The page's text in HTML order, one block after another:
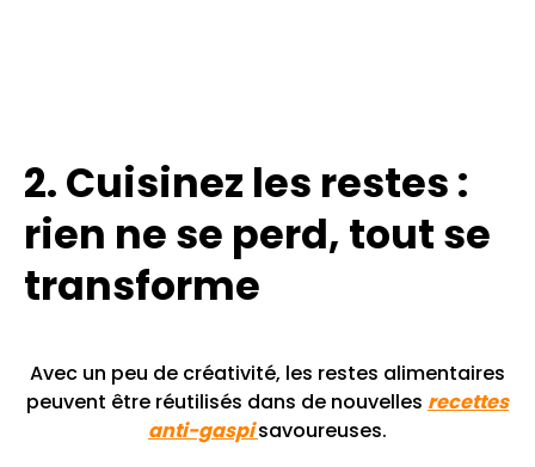
2. Cuisinez les restes :
rien ne se perd, tout se
transforme
Avec un peu de créativité, les restes alimentaires
peuvent être réutilisés dans de nouvelles recettes
anti-gaspisavoureuses.